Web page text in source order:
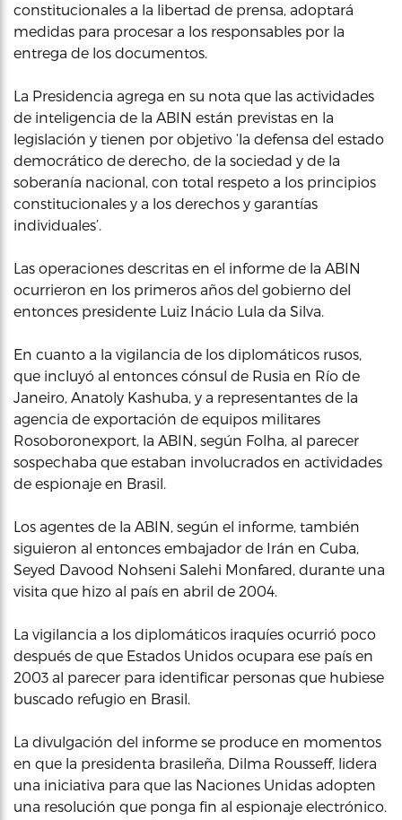
constitucionales a la libertad de prensa, adoptará
medidas para procesar a los responsables por la
entrega de los documentos.
La Presidencia agrega en su nota que las actividades
de inteligencia de la ABIN están previstas en la
legislación y tienen por objetivo ‘la defensa del estado
democrático de derecho, de la sociedad y de la
soberanía nacional, con total respeto a los principios
constitucionales y a los derechos y garantías
individuales’.
Las operaciones descritas en el informe de la ABIN
ocurrieron en los primeros años del gobierno del
entonces presidente Luiz Inácio Lula da Silva.
En cuanto a la vigilancia de los diplomáticos rusos,
que incluyó al entonces cónsul de Rusia en Río de
Janeiro, Anatoly Kashuba, y a representantes de la
agencia de exportación de equipos militares
Rosoboronexport, la ABIN, según Folha, al parecer
sospechaba que estaban involucrados en actividades
de espionaje en Brasil.
Los agentes de la ABIN, según el informe, también
siguieron al entonces embajador de Irán en Cuba,
Seyed Davood Nohseni Salehi Monfared, durante una
visita que hizo al país en abril de 2004.
La vigilancia a los diplomáticos iraquíes ocurrió poco
después de que Estados Unidos ocupara ese país en
2003 al parecer para identificar personas que hubiese
buscado refugio en Brasil.
La divulgación del informe se produce en momentos
en que la presidenta brasileña, Dilma Rousseff, lidera
una iniciativa para que las Naciones Unidas adopten
una resolución que ponga fin al espionaje electrónico.